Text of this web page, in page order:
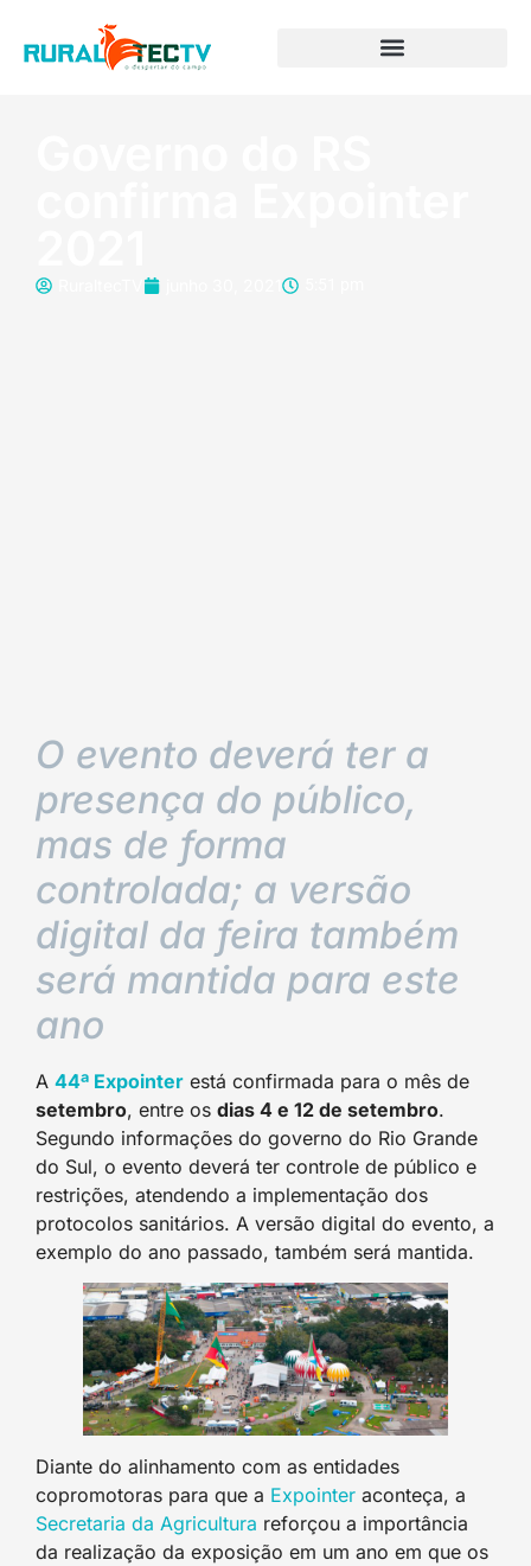
O evento deverá ter a
presença do público,
mas de forma
controlada; a versão
digital da feira também
será mantida para este
ano
A 44ª Expointer está confirmada para o mês de
setembro, entre os dias 4 e 12 de setembro.
Segundo informações do governo do Rio Grande
do Sul, o evento deverá ter controle de público e
restrições, atendendo a implementação dos
protocolos sanitários. A versão digital do evento, a
exemplo do ano passado, também será mantida.
Diante do alinhamento com as entidades
copromotoras para que a Expointer aconteça, a
Secretaria da Agricultura reforçou a importância
da realização da exposição em um ano em que os